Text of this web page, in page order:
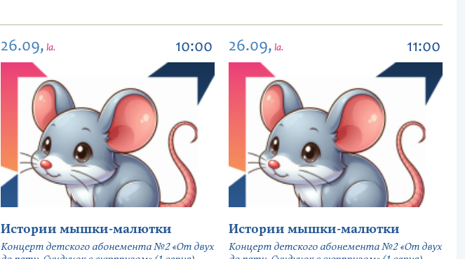
26.09, la. 10:00
Истории мышки-малютки
Концерт детского абонемента №2 «От двух
26.09, la. 11:00
Истории мышки-малютки
Концерт детского абонемента №2 «От двух